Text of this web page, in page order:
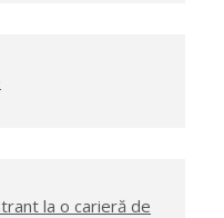
la o carieră de